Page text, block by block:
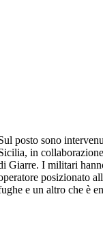
posto sono
in
Giarre. I militari
posizionato
e un altro che è